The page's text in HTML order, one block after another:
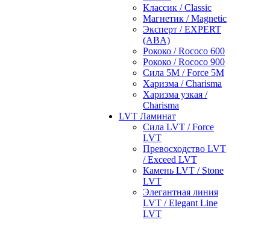
Классик / Classic
Магнетик / Magnetic
Эксперт / EXPERT
(ABA)
Рококо / Rococo 600
Рококо / Rococo 900
Сила 5М / Force 5М
Харизма / Charisma
Харизма узкая /
Charisma
LVT Ламинат
Сила LVT / Force
LVT
Превосходство LVT
/ Exceed LVT
Камень LVT / Stone
LVT
Элегантная линия
LVT / Elegant Line
LVT